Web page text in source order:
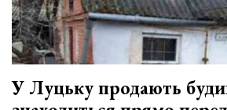
У Луцьку продають